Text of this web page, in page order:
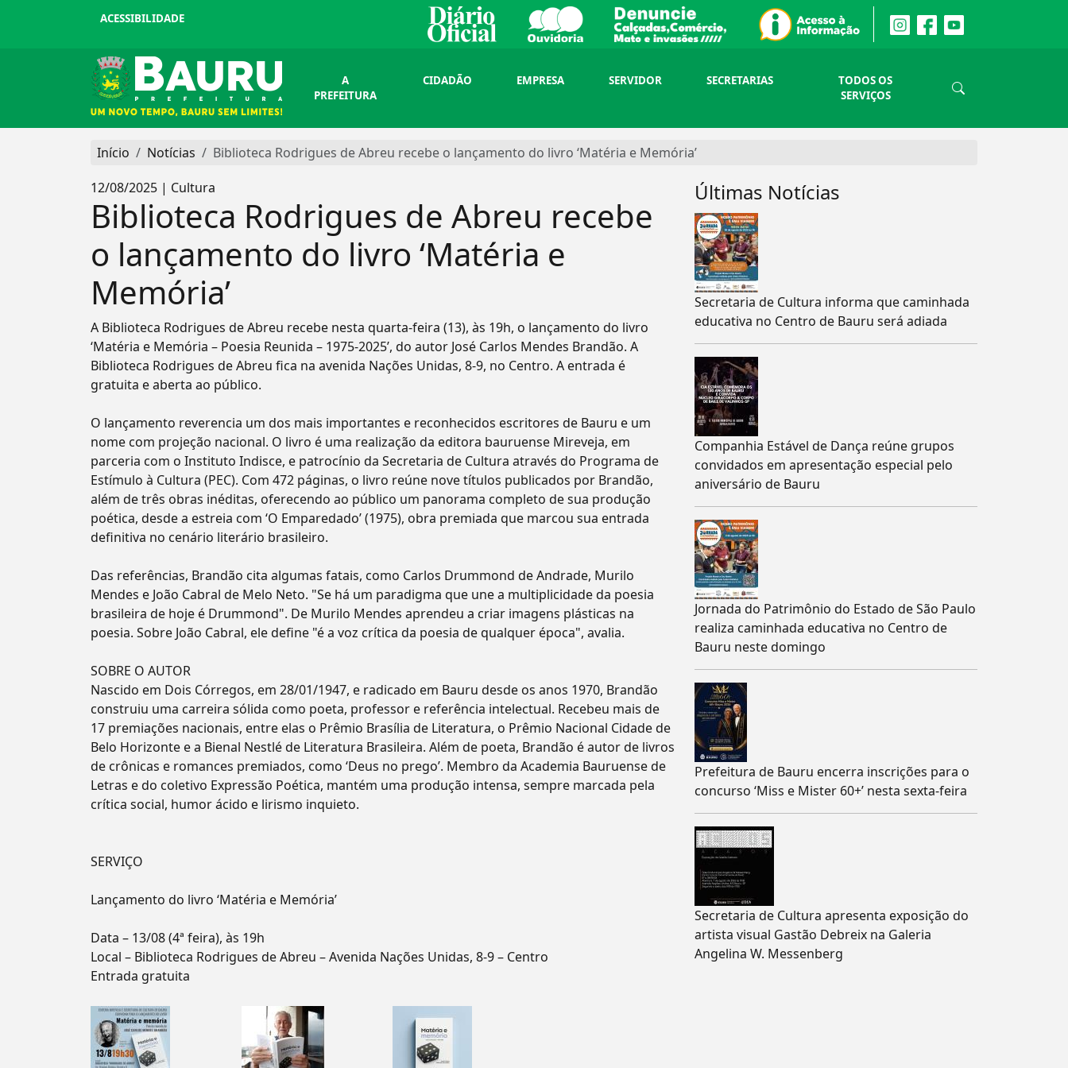
ACESSIBILIDADE
A
PREFEITURA
CIDADÃO EMPRESA SERVIDOR SECRETARIAS
TODOS OS
SERVIÇOS
Início Notícias
Biblioteca Rodrigues de Abreu recebe o lançamento do livro ‘Matéria e Memória’
12/08/2025 | Cultura
Biblioteca Rodrigues de Abreu recebe
o lançamento do livro ‘Matéria e
Memória’
A Biblioteca Rodrigues de Abreu recebe nesta quarta-feira (13), às 19h, o lançamento do livro
‘Matéria e Memória – Poesia Reunida – 1975-2025’, do autor José Carlos Mendes Brandão. A
Biblioteca Rodrigues de Abreu fica na avenida Nações Unidas, 8-9, no Centro. A entrada é
gratuita e aberta ao público.
O lançamento reverencia um dos mais importantes e reconhecidos escritores de Bauru e um
nome com projeção nacional. O livro é uma realização da editora bauruense Mireveja, em
parceria com o Instituto Indisce, e patrocínio da Secretaria de Cultura através do Programa de
Estímulo à Cultura (PEC). Com 472 páginas, o livro reúne nove títulos publicados por Brandão,
além de três obras inéditas, oferecendo ao público um panorama completo de sua produção
poética, desde a estreia com ‘O Emparedado’ (1975), obra premiada que marcou sua entrada
definitiva no cenário literário brasileiro.
Das referências, Brandão cita algumas fatais, como Carlos Drummond de Andrade, Murilo
Mendes e João Cabral de Melo Neto. "Se há um paradigma que une a multiplicidade da poesia
brasileira de hoje é Drummond". De Murilo Mendes aprendeu a criar imagens plásticas na
poesia. Sobre João Cabral, ele define "é a voz crítica da poesia de qualquer época", avalia.
SOBRE O AUTOR
Nascido em Dois Córregos, em 28/01/1947, e radicado em Bauru desde os anos 1970, Brandão
construiu uma carreira sólida como poeta, professor e referência intelectual. Recebeu mais de
17 premiações nacionais, entre elas o Prêmio Brasília de Literatura, o Prêmio Nacional Cidade de
Belo Horizonte e a Bienal Nestlé de Literatura Brasileira. Além de poeta, Brandão é autor de livros
de crônicas e romances premiados, como ‘Deus no prego’. Membro da Academia Bauruense de
Letras e do coletivo Expressão Poética, mantém uma produção intensa, sempre marcada pela
crítica social, humor ácido e lirismo inquieto.
SERVIÇO
Lançamento do livro ‘Matéria e Memória’
Data – 13/08 (4ª feira), às 19h
Local – Biblioteca Rodrigues de Abreu – Avenida Nações Unidas, 8-9 – Centro
Entrada gratuita
Últimas Notícias
Secretaria de Cultura informa que caminhada
educativa no Centro de Bauru será adiada
Companhia Estável de Dança reúne grupos
convidados em apresentação especial pelo
aniversário de Bauru
Jornada do Patrimônio do Estado de São Paulo
realiza caminhada educativa no Centro de
Bauru neste domingo
Prefeitura de Bauru encerra inscrições para o
concurso ‘Miss e Mister 60+’ nesta sexta-feira
Secretaria de Cultura apresenta exposição do
artista visual Gastão Debreix na Galeria
Angelina W. Messenberg